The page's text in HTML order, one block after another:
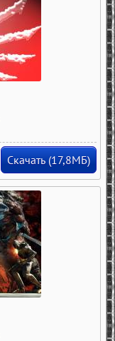
Скачать (17,8МБ)